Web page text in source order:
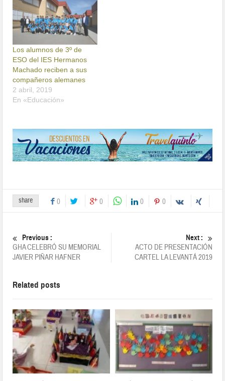
Los alumnos de 3º de
ESO del IES Hermanos
Machado reciben a sus
compañeros alemanes
2 abril, 2019
En «Educación»
share 0 0 0 0
Previous :
GHA CELEBRÓ SU MEMORIAL
JAVIER PIÑAR HAFNER
Next :
ACTO DE PRESENTACIÓN
CARTEL LA LEVANTÁ 2019
Related posts